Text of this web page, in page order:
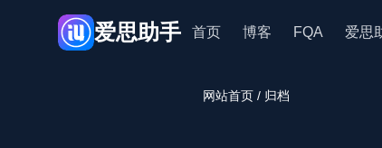
爱思助手 首页 博客 FQA 爱思
网站首页 / 归档